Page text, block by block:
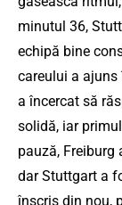
minutul 36,
echipă bine
careului a
a încercat să
solidă, iar
pauză, Freiburg
dar Stuttgart a
înscris din nou,